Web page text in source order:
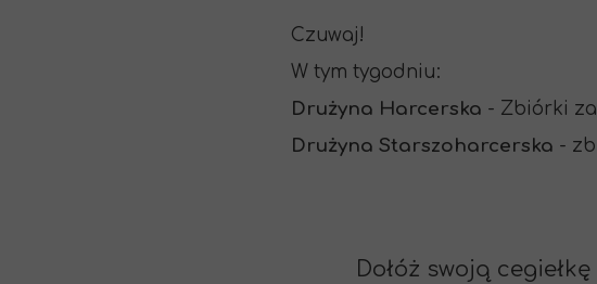
Czuwaj!
W tym tygodniu:
Drużyna Harcerska - Zbiórki
Drużyna Starszoharcerska -
Dołóż swoją